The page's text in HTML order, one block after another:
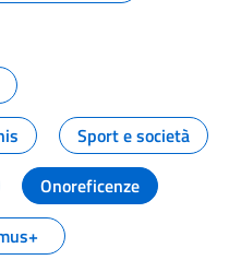
Sport e società
Onoreficenze